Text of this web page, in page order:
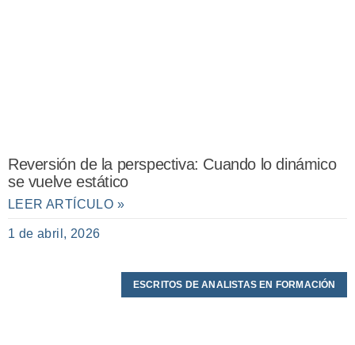
Reversión de la perspectiva: Cuando lo dinámico
se vuelve estático
LEER ARTÍCULO »
1 de abril, 2026
ESCRITOS DE ANALISTAS EN FORMACIÓN